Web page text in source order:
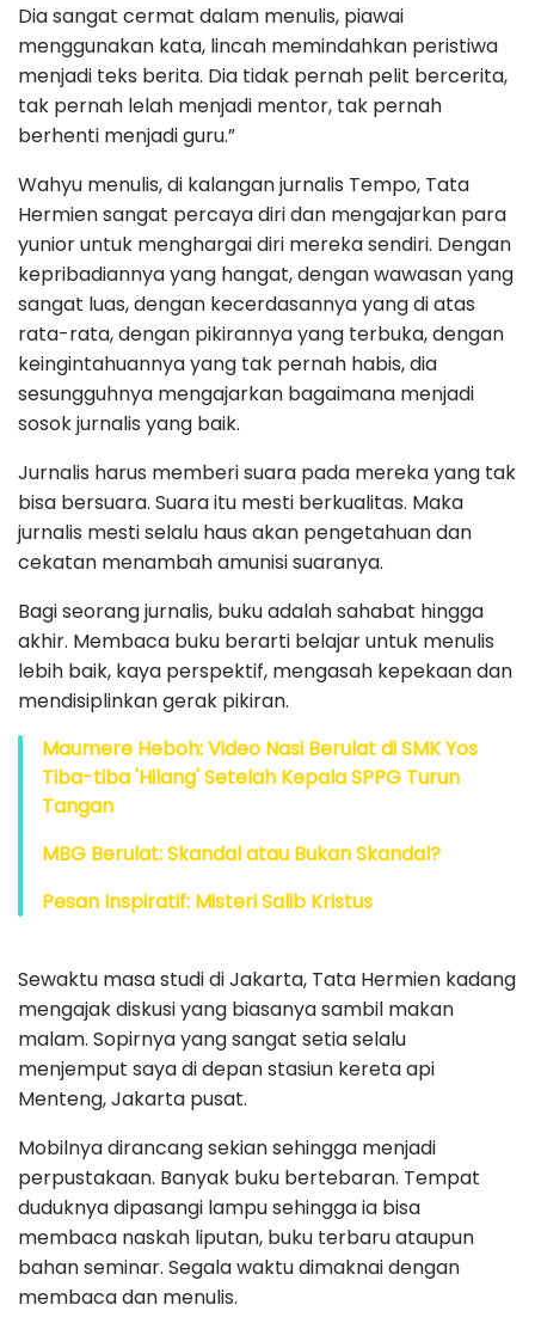
Dia sangat cermat dalam menulis, piawai
menggunakan kata, lincah memindahkan peristiwa
menjadi teks berita. Dia tidak pernah pelit bercerita,
tak pernah lelah menjadi mentor, tak pernah
berhenti menjadi guru.”
Wahyu menulis, di kalangan jurnalis Tempo, Tata
Hermien sangat percaya diri dan mengajarkan para
yunior untuk menghargai diri mereka sendiri. Dengan
kepribadiannya yang hangat, dengan wawasan yang
sangat luas, dengan kecerdasannya yang di atas
rata-rata, dengan pikirannya yang terbuka, dengan
keingintahuannya yang tak pernah habis, dia
sesungguhnya mengajarkan bagaimana menjadi
sosok jurnalis yang baik.
Jurnalis harus memberi suara pada mereka yang tak
bisa bersuara. Suara itu mesti berkualitas. Maka
jurnalis mesti selalu haus akan pengetahuan dan
cekatan menambah amunisi suaranya.
Bagi seorang jurnalis, buku adalah sahabat hingga
akhir. Membaca buku berarti belajar untuk menulis
lebih baik, kaya perspektif, mengasah kepekaan dan
mendisiplinkan gerak pikiran.
Maumere Heboh: Video Nasi Berulat di SMK Yos
Tiba-tiba 'Hilang' Setelah Kepala SPPG Turun
Tangan
MBG Berulat: Skandal atau Bukan Skandal?
Pesan Inspiratif: Misteri Salib Kristus
Sewaktu masa studi di Jakarta, Tata Hermien kadang
mengajak diskusi yang biasanya sambil makan
malam. Sopirnya yang sangat setia selalu
menjemput saya di depan stasiun kereta api
Menteng, Jakarta pusat.
Mobilnya dirancang sekian sehingga menjadi
perpustakaan. Banyak buku bertebaran. Tempat
duduknya dipasangi lampu sehingga ia bisa
membaca naskah liputan, buku terbaru ataupun
bahan seminar. Segala waktu dimaknai dengan
membaca dan menulis.